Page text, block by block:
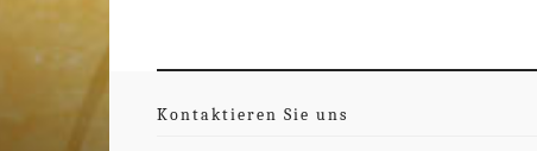
Kontaktieren Sie uns